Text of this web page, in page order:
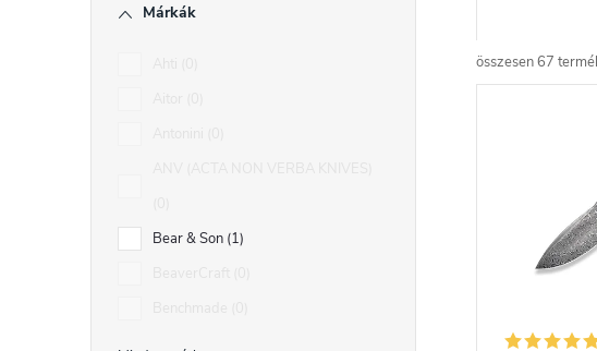
Márkák
Bear & Son 1
r
m
összesen67